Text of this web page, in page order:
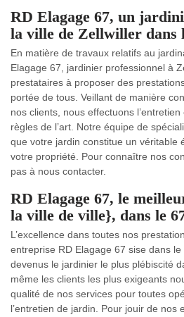
RD Elagage 67, un
la ville de Zellwiller dans
En matière de travaux relatifs au
Elagage 67, jardinier professionnel à
prestataires à proposer des
portée de tous. Veillant de manière
nos clients, nous effectuons
règles de l’art. Notre équipe de
que votre jardin constitue un véritable
votre propriété. Pour connaître nos
pas à nous contacter.
RD Elagage 67, le
la ville de ville}, dans le
L’excellence dans toutes nos
entreprise RD Elagage 67 sise dans
devenus le jardinier le plus plébiscité
même les clients les plus exigeants
qualité de nos services pour toutes
l’entretien de jardin. Pour jouir de nos